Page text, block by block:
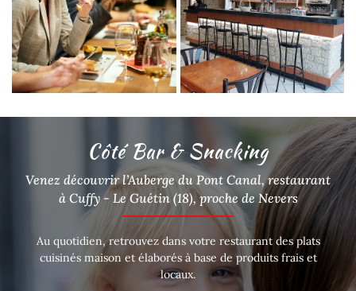
Côté Bar & Snacking
Venez découvrir l’Auberge du Pont Canal, restaurant
à Cuffy - Le Guétin (18), proche de Nevers
Au quotidien, retrouvez dans votre restaurant des plats
cuisinés maison et élaborés à base de produits frais et
locaux.